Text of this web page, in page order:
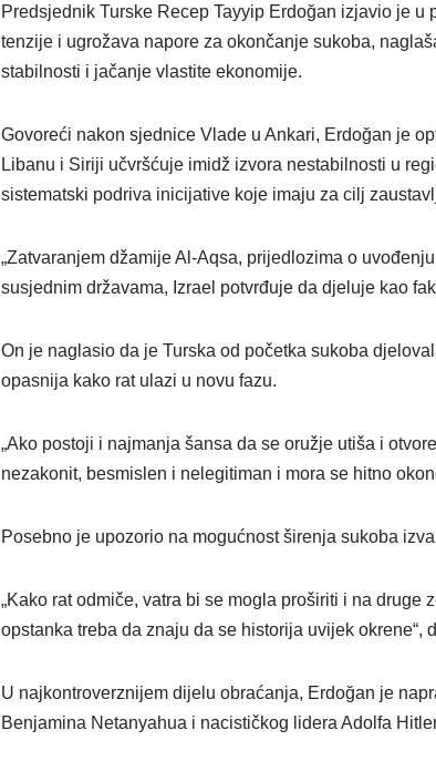
Predsjednik Turske Recep Tayyip Erdoğan izjavio je
tenzije i ugrožava napore za okončanje sukoba,
stabilnosti i jačanje vlastite ekonomije.
Govoreći nakon sjednice Vlade u Ankari, Erdoğan je
Libanu i Siriji učvršćuje imidž izvora nestabilnosti u
sistematski podriva inicijative koje imaju za cilj
„Zatvaranjem džamije Al-Aqsa, prijedlozima o
susjednim državama, Izrael potvrđuje da djeluje kao
On je naglasio da je Turska od početka sukoba
opasnija kako rat ulazi u novu fazu.
„Ako postoji i najmanja šansa da se oružje utiša i
nezakonit, besmislen i nelegitiman i mora se hitno
Posebno je upozorio na mogućnost širenja sukoba
„Kako rat odmiče, vatra bi se mogla proširiti i na
opstanka treba da znaju da se historija uvijek okrene“,
U najkontroverznijem dijelu obraćanja, Erdoğan je
Benjamina Netanyahua i nacističkog lidera Adolfa